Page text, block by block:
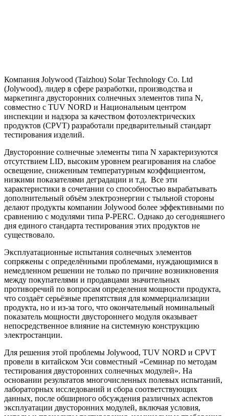
Компания Jolywood (Taizhou) Solar Technology Co. Ltd
(Jolywood), лидер в сфере разработки, производства и
маркетинга двусторонних солнечных элементов типа N,
совместно с TUV NORD и Национальным центром
инспекции и надзора за качеством фотоэлектрических
продуктов (CPVT) разработали предварительный стандарт
тестирования изделий.
Двусторонние солнечные элементы типа N характеризуются
отсутствием LID, высоким уровнем реагирования на слабое
освещение, сниженным температурным коэффициентом,
низкими показателями деградации и т.д. Все эти
характеристики в сочетании со способностью вырабатывать
дополнительный объём электроэнергии с тыльной стороны
делают продукты компании Jolywood более эффективными по
сравнению с модулями типа P-PERC. Однако до сегодняшнего
дня единого стандарта тестирования этих продуктов не
существовало.
Эксплуатационные испытания солнечных элементов
сопряжены с определёнными проблемами, нуждающимися в
немедленном решении не только по причине возникновения
между покупателями и продавцами значительных
противоречий по вопросам определения мощности продукта,
что создаёт серьёзные препятствия для коммерциализации
продукта, но и из-за того, что окончательный номинальный
показатель мощности двустороннего модуля оказывает
непосредственное влияние на системную конструкцию
электростанции.
Для решения этой проблемы Jolywood, TUV NORD и CPVT
провели в китайском Уси совместный «Сeминар по методам
тестирования двусторонних солнечных модулей». На
основании результатов многочисленных полевых испытаний,
лабораторных исследований и сбора соответствующих
данных, после обширного обсуждения различных аспектов
эксплуатации двусторонних модулей, включая условия,